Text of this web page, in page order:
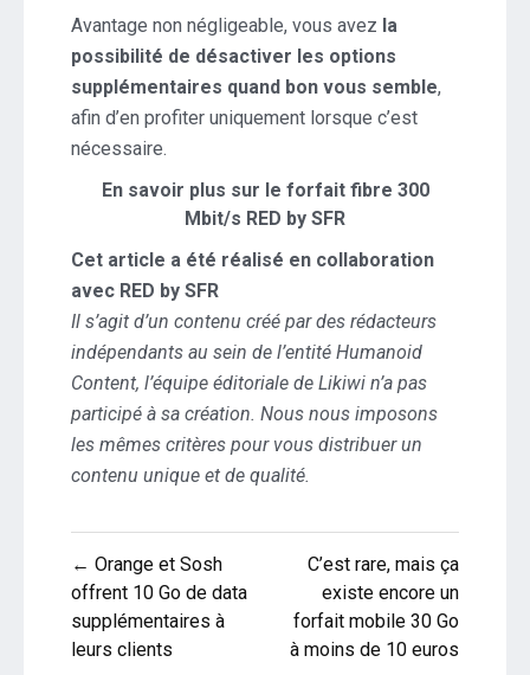
Avantage non négligeable, vous avez la
possibilité de désactiver les options
supplémentaires quand bon vous semble,
afin d’en profiter uniquement lorsque c’est
nécessaire.
En savoir plus sur le forfait fibre 300
Mbit/s RED by SFR
Cet article a été réalisé en collaboration
avec RED by SFR
Il s’agit d’un contenu créé par des rédacteurs
indépendants au sein de l’entité Humanoid
Content, l’équipe éditoriale de Likiwi n’a pas
participé à sa création. Nous nous imposons
les mêmes critères pour vous distribuer un
contenu unique et de qualité.
Navigation
de
l’article
← Orange et Sosh
offrent 10 Go de data
supplémentaires à
leurs clients
C’est rare, mais ça
existe encore un
forfait mobile 30 Go
à moins de 10 euros